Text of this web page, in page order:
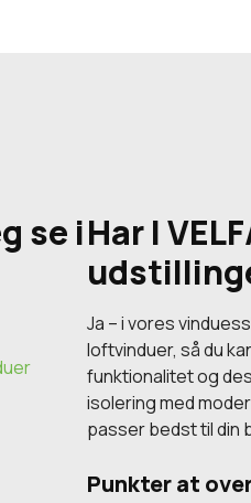
se iHar I
Ja – i vores
loftvinduer, så du
funktionalitet og
isolering med
passer bedst til din
Punkter at